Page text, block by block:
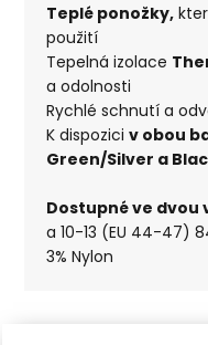
Teplé ponožky,
použití
Tepelná izolace
a odolnosti
Rychlé schnutí a
K dispoziciv obou
Green/Silver a
Dostupné ve dvou
a 10-13 (EU 44-47)
3% Nylon